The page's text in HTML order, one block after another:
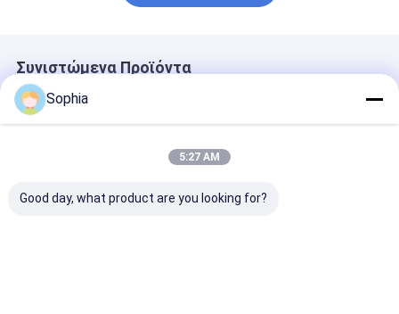
Συνιστώμενα Προϊόντα
Sophia
5:27 AM
Good day, what product are you looking for?